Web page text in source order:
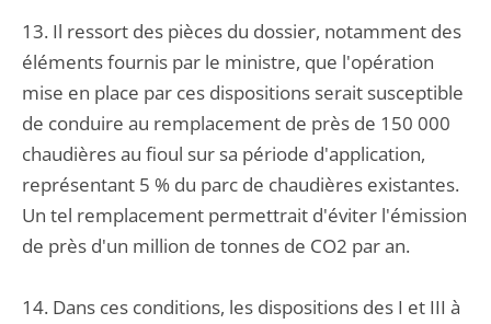
13. Il ressort des pièces du dossier, notamment des
éléments fournis par le ministre, que l'opération
mise en place par ces dispositions serait susceptible
de conduire au remplacement de près de 150 000
chaudières au fioul sur sa période d'application,
représentant 5 % du parc de chaudières existantes.
Un tel remplacement permettrait d'éviter l'émission
de près d'un million de tonnes de CO2 par an.
14. Dans ces conditions, les dispositions des I et III à